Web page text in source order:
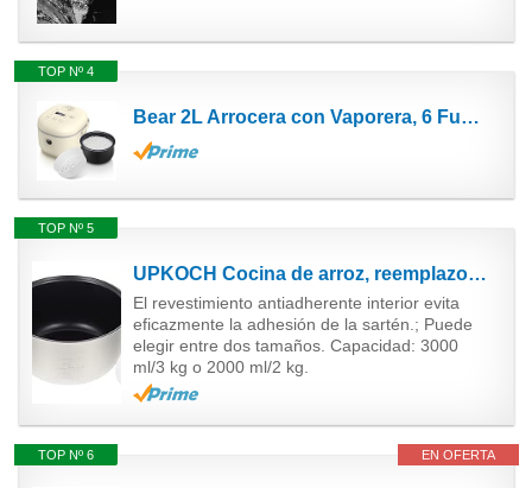
TOP Nº 4
Bear 2L Arrocera con Vaporera, 6 Funciones de Cocción de Arroz con Arroz Integral, Vapor, Gachas,...
TOP Nº 5
UPKOCH Cocina de arroz, reemplazo de revestimiento, olla de arroz, olla de arroz antiadherente, olla...
El revestimiento antiadherente interior evita
eficazmente la adhesión de la sartén.; Puede
elegir entre dos tamaños. Capacidad: 3000
ml/3 kg o 2000 ml/2 kg.
EN OFERTA
TOP Nº 6